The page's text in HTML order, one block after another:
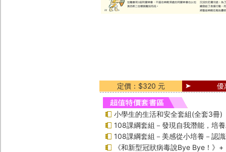
定價：$320 元 優
小學生的生活和安全套組(全套3冊)
108課綱套組－發現自我潛能，培
108課綱套組－美感從小培養－認
《和新型冠狀病毒說Bye Bye！》